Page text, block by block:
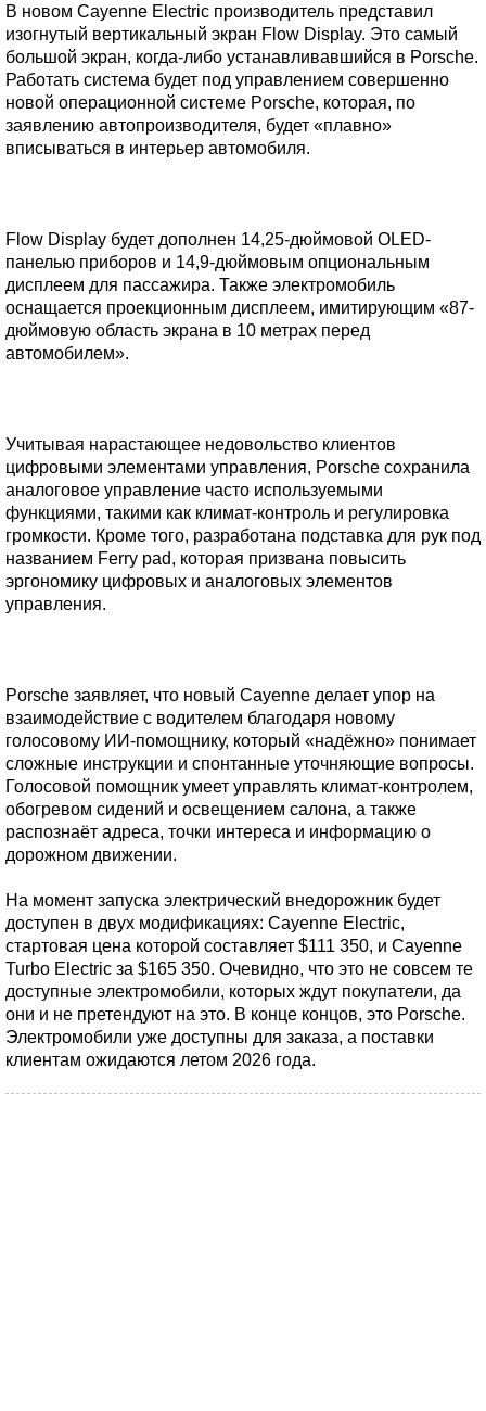
В новом Cayenne Electric производитель представил
изогнутый вертикальный экран Flow Display. Это самый
большой экран, когда-либо устанавливавшийся в Porsche.
Работать система будет под управлением совершенно
новой операционной системе Porsche, которая, по
заявлению автопроизводителя, будет «плавно»
вписываться в интерьер автомобиля.
Flow Display будет дополнен 14,25-дюймовой OLED-
панелью приборов и 14,9-дюймовым опциональным
дисплеем для пассажира. Также электромобиль
оснащается проекционным дисплеем, имитирующим «87-
дюймовую область экрана в 10 метрах перед
автомобилем».
Учитывая нарастающее недовольство клиентов
цифровыми элементами управления, Porsche сохранила
аналоговое управление часто используемыми
функциями, такими как климат-контроль и регулировка
громкости. Кроме того, разработана подставка для рук под
названием Ferry pad, которая призвана повысить
эргономику цифровых и аналоговых элементов
управления.
Porsche заявляет, что новый Cayenne делает упор на
взаимодействие с водителем благодаря новому
голосовому ИИ-помощнику, который «надёжно» понимает
сложные инструкции и спонтанные уточняющие вопросы.
Голосовой помощник умеет управлять климат-контролем,
обогревом сидений и освещением салона, а также
распознаёт адреса, точки интереса и информацию о
дорожном движении.
На момент запуска электрический внедорожник будет
доступен в двух модификациях: Cayenne Electric,
стартовая цена которой составляет $111 350, и Cayenne
Turbo Electric за $165 350. Очевидно, что это не совсем те
доступные электромобили, которых ждут покупатели, да
они и не претендуют на это. В конце концов, это Porsche.
Электромобили уже доступны для заказа, а поставки
клиентам ожидаются летом 2026 года.